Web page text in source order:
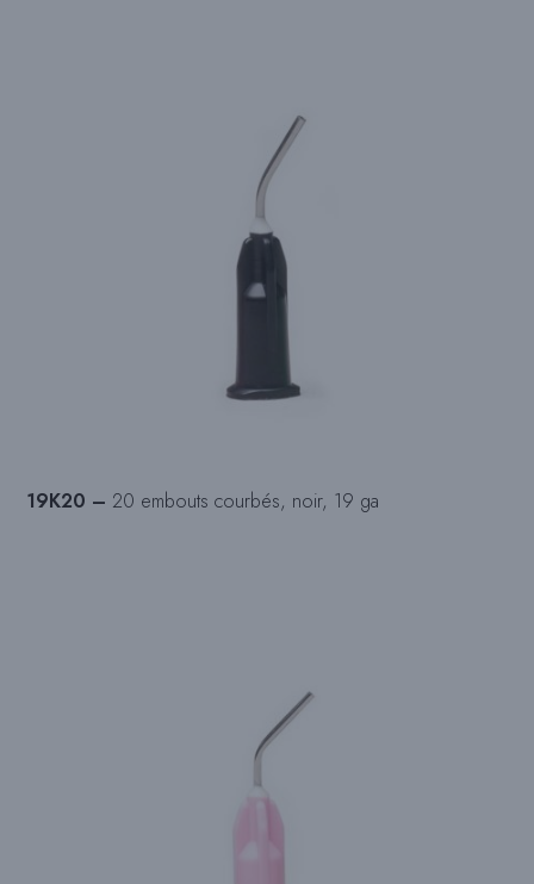
19K20 – 20 embouts courbés, noir, 19 ga